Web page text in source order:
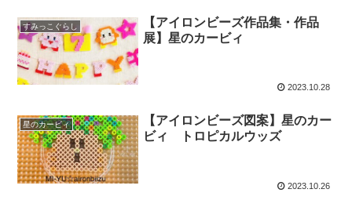
すみっこぐらし
【アイロンビーズ作品集・作品
展】星のカービィ
2023.10.28
星のカービィ
【アイロンビーズ図案】星のカー
ビィ トロピカルウッズ
2023.10.26